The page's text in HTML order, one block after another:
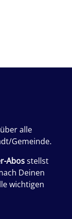
alle
Gemeinde.
Abosstellst
Deinen
wichtigen